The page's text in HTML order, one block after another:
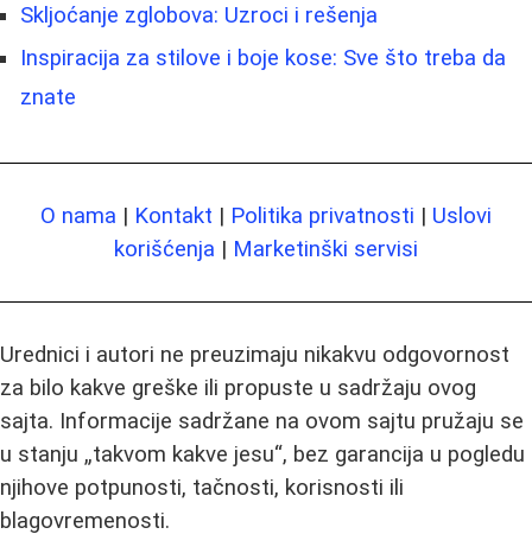
Skljoćanje zglobova: Uzroci i rešenja
Inspiracija za stilove i boje kose: Sve što treba da
znate
O nama | Kontakt | Politika privatnosti | Uslovi
korišćenja | Marketinški servisi
Urednici i autori ne preuzimaju nikakvu odgovornost
za bilo kakve greške ili propuste u sadržaju ovog
sajta. Informacije sadržane na ovom sajtu pružaju se
u stanju „takvom kakve jesu“, bez garancija u pogledu
njihove potpunosti, tačnosti, korisnosti ili
blagovremenosti.